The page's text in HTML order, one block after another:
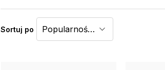
Sortuj po